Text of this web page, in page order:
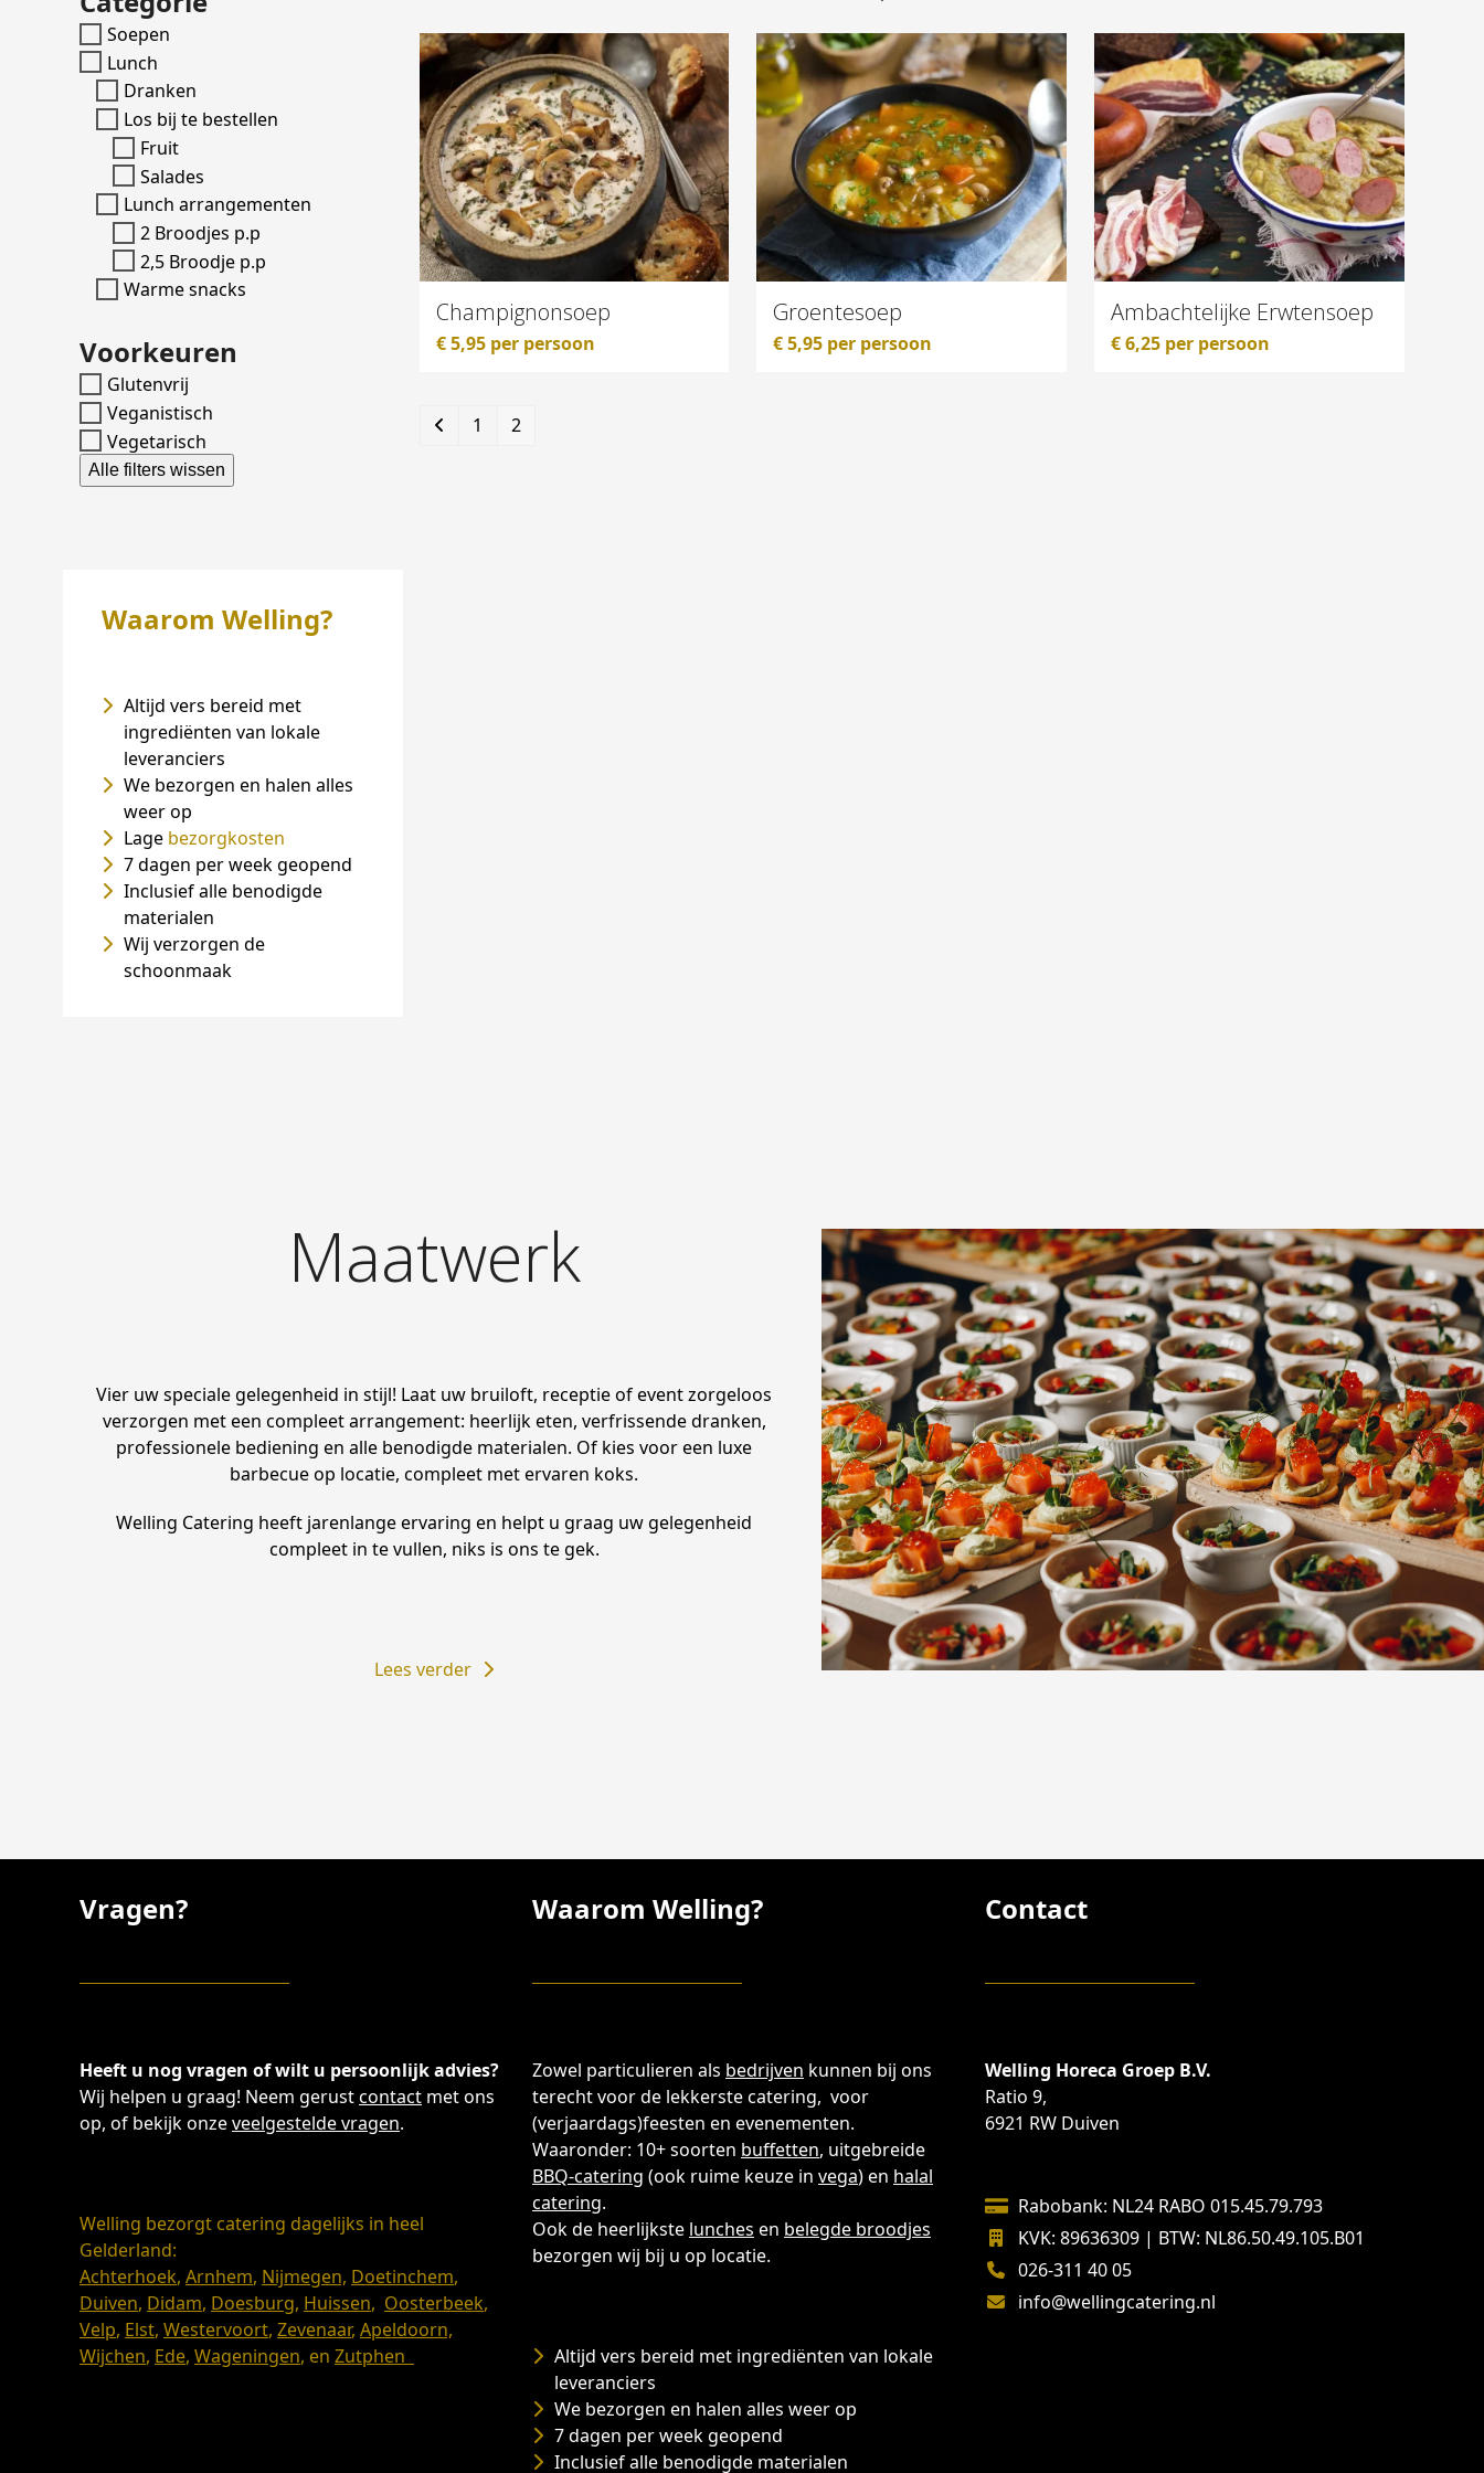
Soepen
Lunch
Dranken
Los bij te bestellen
Fruit
Salades
Lunch arrangementen
2 Broodjes p.p
2,5 Broodje p.p
Warme snacks
Voorkeuren
Glutenvrij
Veganistisch
Vegetarisch
Alle filters wissen
Waarom Welling?
Altijd vers bereid met
ingrediënten van lokale
leveranciers
We bezorgen en halen alles
weer op
Lage bezorgkosten
7 dagen per week geopend
Inclusief alle benodigde
materialen
Wij verzorgen de
schoonmaak
Champignonsoep
€5,95per persoon
Groentesoep
€5,95 per persoon
Ambachtelijke Erwtensoep
€6,25 per persoon
1 2
Maatwerk
Vier uw speciale gelegenheid in stijl! Laat uw bruiloft, receptie of event zorgeloos
verzorgen met een compleet arrangement: heerlijk eten, verfrissende dranken,
professionele bediening en alle benodigde materialen. Of kies voor een luxe
barbecue op locatie, compleet met ervaren koks.
Welling Catering heeft jarenlange ervaring en helpt u graag uw gelegenheid
compleet in te vullen, niks is ons te gek.
Lees verder
Vragen?
Heeft u nog vragen of wilt u persoonlijk advies?
Wij helpen u graag! Neem gerustcontact met ons
op, of bekijk onzeveelgestelde vragen.
Welling bezorgt catering dagelijks in heel
Gelderland:
Achterhoek, Arnhem, Nijmegen, Doetinchem,
Duiven, Didam, Doesburg, Huissen, Oosterbeek,
Velp, Elst, Westervoort, Zevenaar, Apeldoorn,
Wijchen, Ede, Wageningen, en Zutphen
Waarom Welling?
Zowel particulieren als bedrijven kunnen bij ons
terecht voor de lekkerste catering, voor
(verjaardags)feesten en evenementen.
Waaronder: 10+ soorten buffetten, uitgebreide
BBQ-catering (ook ruime keuze in vega) en halal
catering.
Ook de heerlijkste lunches en belegde broodjes
bezorgen wij bij u op locatie.
Altijd vers bereid met ingrediënten van lokale
leveranciers
We bezorgen en halen alles weer op
7 dagen per week geopend
Inclusief alle benodigde materialen
Contact
Welling Horeca Groep B.V.
Ratio 9,
6921 RW Duiven
Rabobank: NL24 RABO 015.45.79.793
KVK: 89636309 | BTW: NL86.50.49.105.B01
026-311 40 05
info@wellingcatering.nl